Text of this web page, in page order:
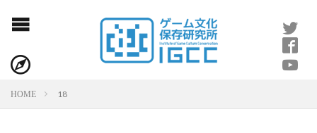
HOME 18